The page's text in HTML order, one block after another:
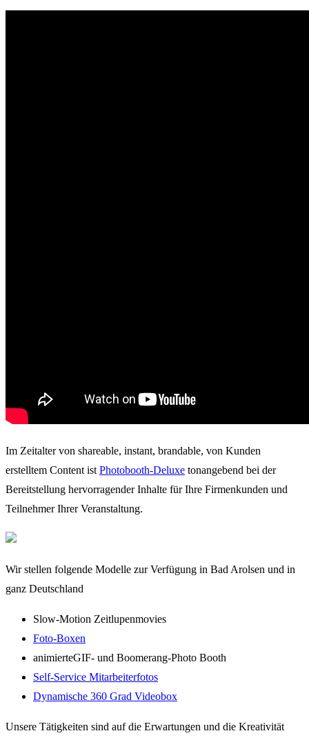
Im Zeitalter von shareable, instant, brandable, von Kunden
erstelltem Content ist Photobooth-Deluxe tonangebend bei der
Bereitstellung hervorragender Inhalte für Ihre Firmenkunden und
Teilnehmer Ihrer Veranstaltung.
Wir stellen folgende Modelle zur Verfügung in Bad Arolsen und in
ganz Deutschland
Slow-Motion Zeitlupenmovies
Foto-Boxen
animierteGIF- und Boomerang-Photo Booth
Self-Service Mitarbeiterfotos
Dynamische 360 Grad Videobox
Unsere Tätigkeiten sind auf die Erwartungen und die Kreativität